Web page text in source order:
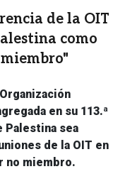
de la OIT
como
en su 113.ª
Palestina sea
de la OIT en
no miembro.